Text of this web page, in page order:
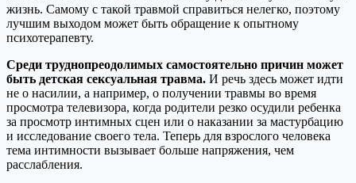
жизнь. Самому с такой травмой справиться нелегко, поэтому
лучшим выходом может быть обращение к опытному
психотерапевту.
Среди труднопреодолимых самостоятельно причин может
быть детская сексуальная травма. И речь здесь может идти
не о насилии, а например, о получении травмы во время
просмотра телевизора, когда родители резко осудили ребенка
за просмотр интимных сцен или о наказании за мастурбацию
и исследование своего тела. Теперь для взрослого человека
тема интимности вызывает больше напряжения, чем
расслабления.